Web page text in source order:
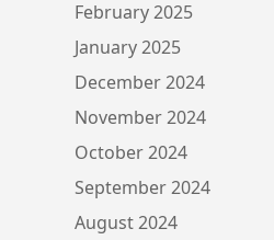
February 2025
January 2025
December 2024
November 2024
October 2024
September 2024
August 2024